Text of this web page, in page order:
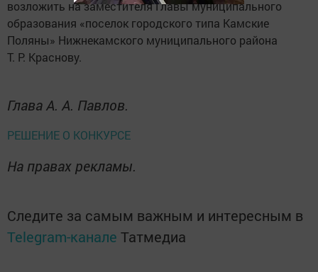
возложить на заместителя Главы муниципального
образования «поселок городского типа Камские
Поляны» Нижнекамского муниципального района
Т. Р. Краснову.
Глава А. А. Павлов.
РЕШЕНИЕ О КОНКУРСЕ
На правах рекламы.
Следите за самым важным и интересным в
Telegram-канале Татмедиа